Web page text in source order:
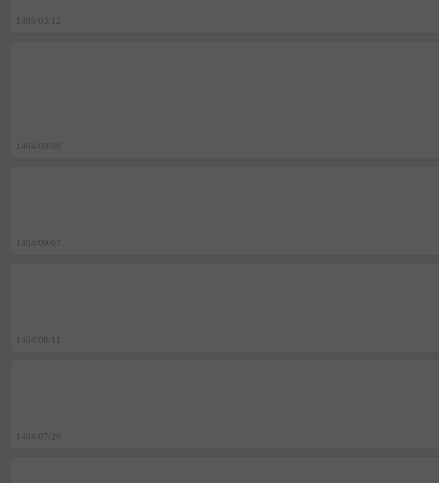
1405/03/12
1404/09/09
1404/09/07
1404/08/11
1404/07/20